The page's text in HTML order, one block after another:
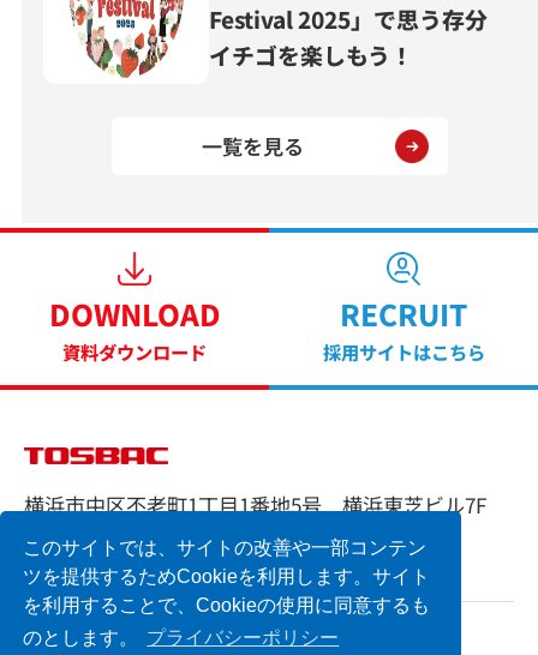
このサイトでは、サイトの改善や一部コンテン
ツを提供するためCookieを利用します。サイト
を利用することで、Cookieの使用に同意するも
のとします。
プライバシーポリシー
Festival 2025」で思う存分
イチゴを楽しもう！
一覧を見る
DOWNLOAD
資料ダウンロード
RECRUIT
採用サイトはこちら
横浜市中区不老町1丁目1番地5号 横浜東芝ビル7F
TEL 045-662-1335 FAX 045-662-1847